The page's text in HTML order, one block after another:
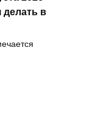
делать в